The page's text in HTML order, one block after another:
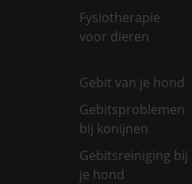
Fysiotherapie
voor dieren
Gebit van je hond
Gebitsproblemen
bij konijnen
Gebitsreiniging bij
je hond